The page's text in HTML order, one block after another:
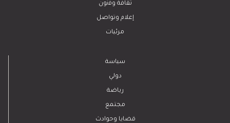
ﺛﻘﺎﻓﺔ وﻓﻧون
إعلام وتواصل
مرئيات
سياسة
دولي
رياضة
مجتمع
قضايا وحوادث